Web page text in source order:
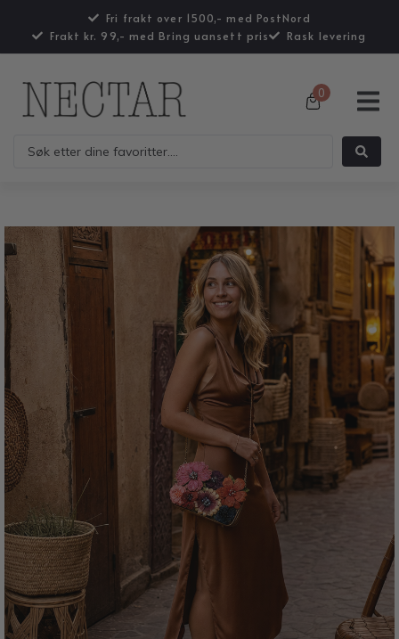
Fri frakt over 1500,- med PostNord
Frakt kr. 99,- med Bring uansett pris
Rask levering
0